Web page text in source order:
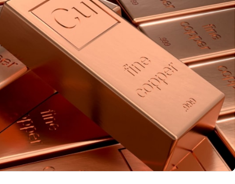
2026 yılının yıldızı olacak diye umutlar verilen LME bakır Fed
faiz artırımı endişeleriyle geriledi. Çin üretimi artarken kalay
ve alüminyum değer kaybederken, sıkı para politikası
piyasayı baskılıyor.